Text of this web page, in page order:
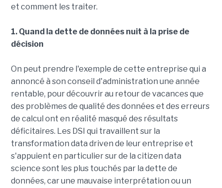
et comment les traiter.
1. Quand la dette de données nuit à la prise de
décision
On peut prendre l'exemple de cette entreprise qui a
annoncé à son conseil d'administration une année
rentable, pour découvrir au retour de vacances que
des problèmes de qualité des données et des erreurs
de calcul ont en réalité masqué des résultats
déficitaires. Les DSI qui travaillent sur la
transformation data driven de leur entreprise et
s'appuient en particulier sur de la citizen data
science sont les plus touchés par la dette de
données, car une mauvaise interprétation ou un